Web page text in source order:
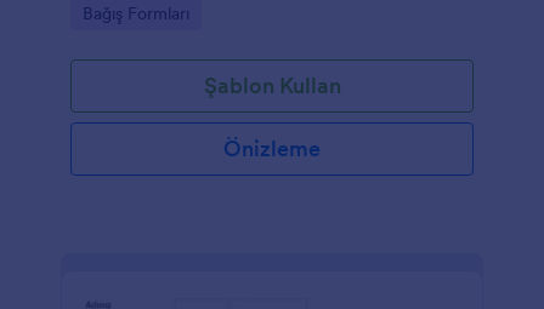
Go to Category:
Bağış Formları
Şablon Kullan
Önizleme